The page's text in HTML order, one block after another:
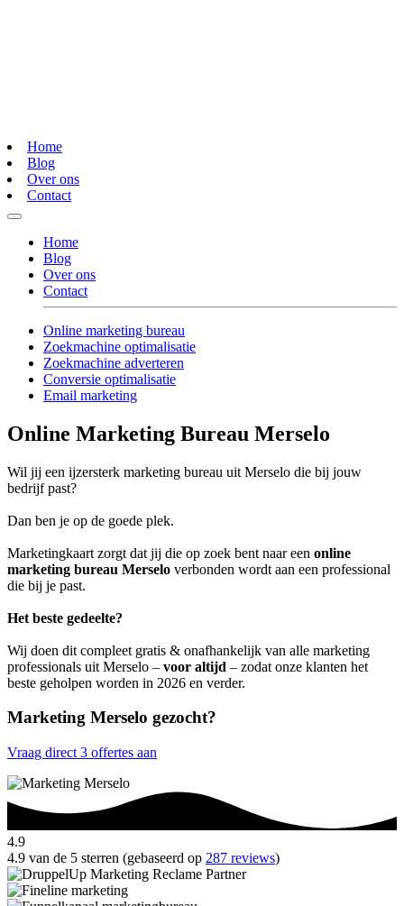
Home
Blog
Over ons
Contact
Home
Blog
Over ons
Contact
Online marketing bureau
Zoekmachine optimalisatie
Zoekmachine adverteren
Conversie optimalisatie
Email marketing
Online Marketing Bureau Merselo
Wil jij een ijzersterk marketing bureau uit Merselo die bij jouw
bedrijf past?
Dan ben je op de goede plek.
Marketingkaart zorgt dat jij die op zoek bent naar een online
marketing bureau Merselo verbonden wordt aan een professional
die bij je past.
Het beste gedeelte?
Wij doen dit compleet gratis & onafhankelijk van alle marketing
professionals uit Merselo – voor altijd – zodat onze klanten het
beste geholpen worden in 2026 en verder.
Marketing Merselo gezocht?
Vraag direct 3 offertes aan
4.9
4.9 van de 5 sterren (gebaseerd op 287 reviews)